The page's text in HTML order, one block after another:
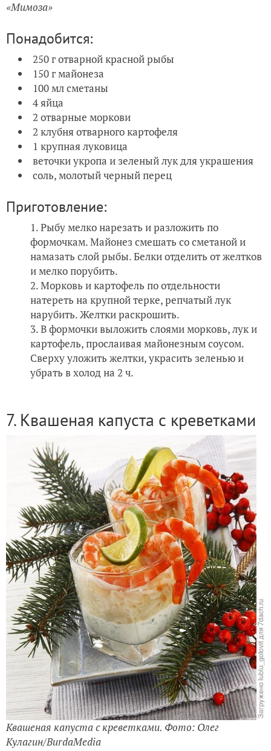
«Мимоза»
Понадобится:
250 г отварной красной рыбы
150 г майонеза
100 мл сметаны
4 яйца
2 отварные моркови
2 клубня отварного картофеля
1 крупная луковица
веточки укропа и зеленый лук для украшения
соль, молотый черный перец
Приготовление:
Рыбу мелко нарезать и разложить по
формочкам. Майонез смешать со сметаной и
намазать слой рыбы. Белки отделить от желтков
и мелко порубить.
Морковь и картофель по отдельности
натереть на крупной терке, репчатый лук
нарубить. Желтки раскрошить.
В формочки выложить слоями морковь, лук и
картофель, прослаивая майонезным соусом.
Сверху уложить желтки, украсить зеленью и
убрать в холод на 2 ч.
7. Квашеная капуста с креветками
Квашеная капуста с креветками. Фото: Олег
Кулагин/BurdaMedia